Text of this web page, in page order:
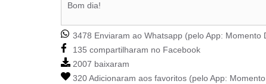
Bom dia!
3478 Enviaram ao Whatsapp (pelo App: Momento
135 compartilharam no Facebook
2007 baixaram
320 Adicionaram aos favoritos (pelo App: